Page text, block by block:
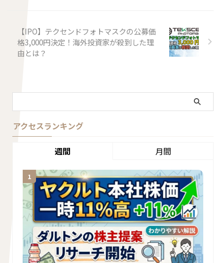
【IPO】テクセンドフォトマスクの公募価
格3,000円決定！海外投資家が殺到した理
由とは？
アクセスランキング
週間 月間